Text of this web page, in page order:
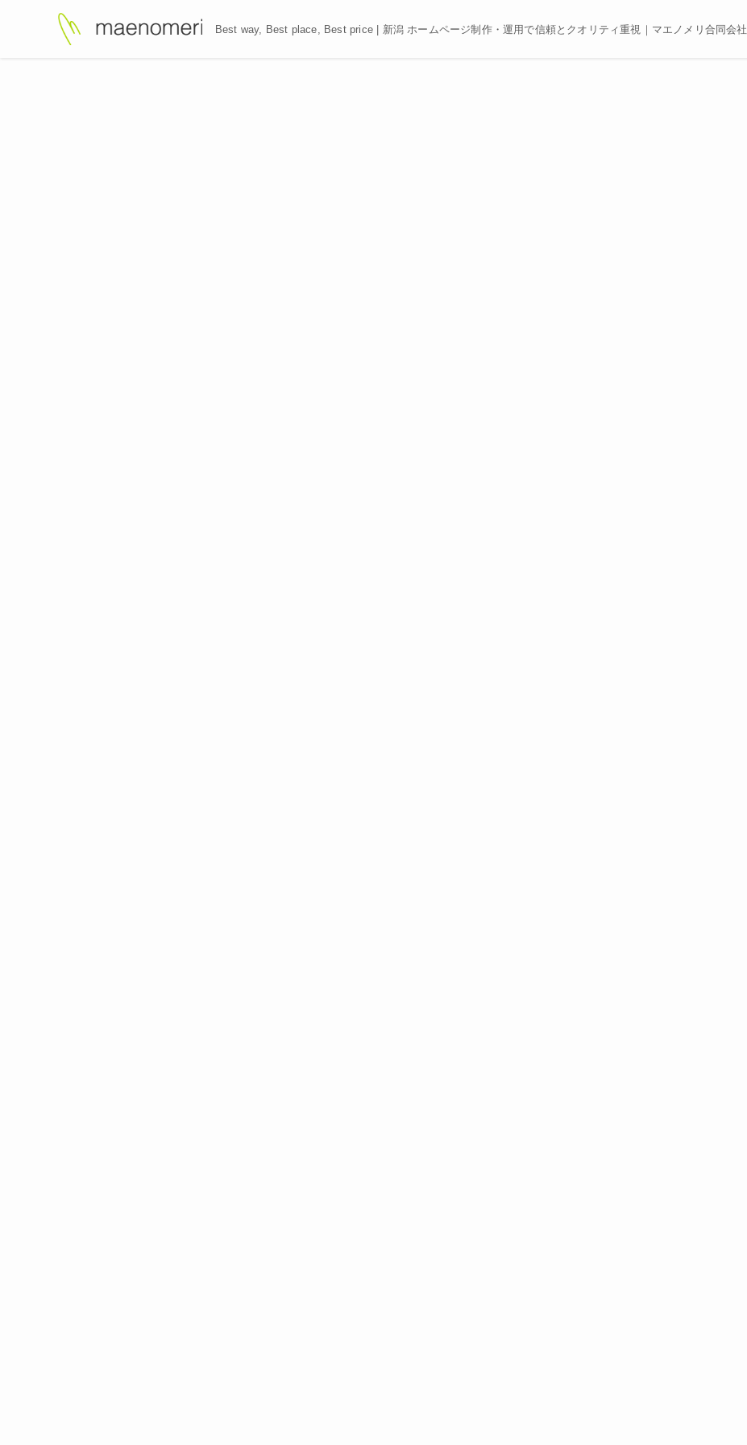
Best way, Best place, Best price | 新潟 ホームページ制作・運用で信頼とクオリティ重視｜マエノメリ合同会社